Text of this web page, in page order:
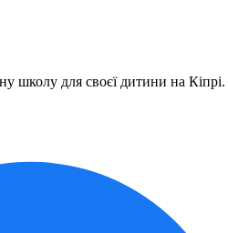
школу для своєї дитини на Кіпрі.